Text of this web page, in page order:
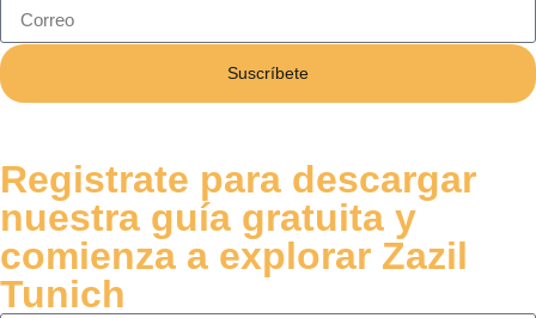
Suscríbete
Registrate para descargar
nuestra guía gratuita y
comienza a explorar Zazil
Tunich